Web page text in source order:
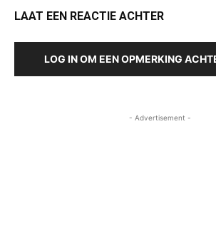
LAAT EEN REACTIE ACHTER
LOG IN OM EEN OPMERKING
- Advertisement -